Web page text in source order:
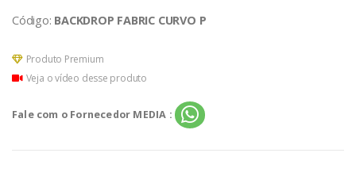
Código: BACKDROP FABRIC CURVO P
Produto Premium
Veja o vídeo desse produto
Fale com o Fornecedor MEDIA :